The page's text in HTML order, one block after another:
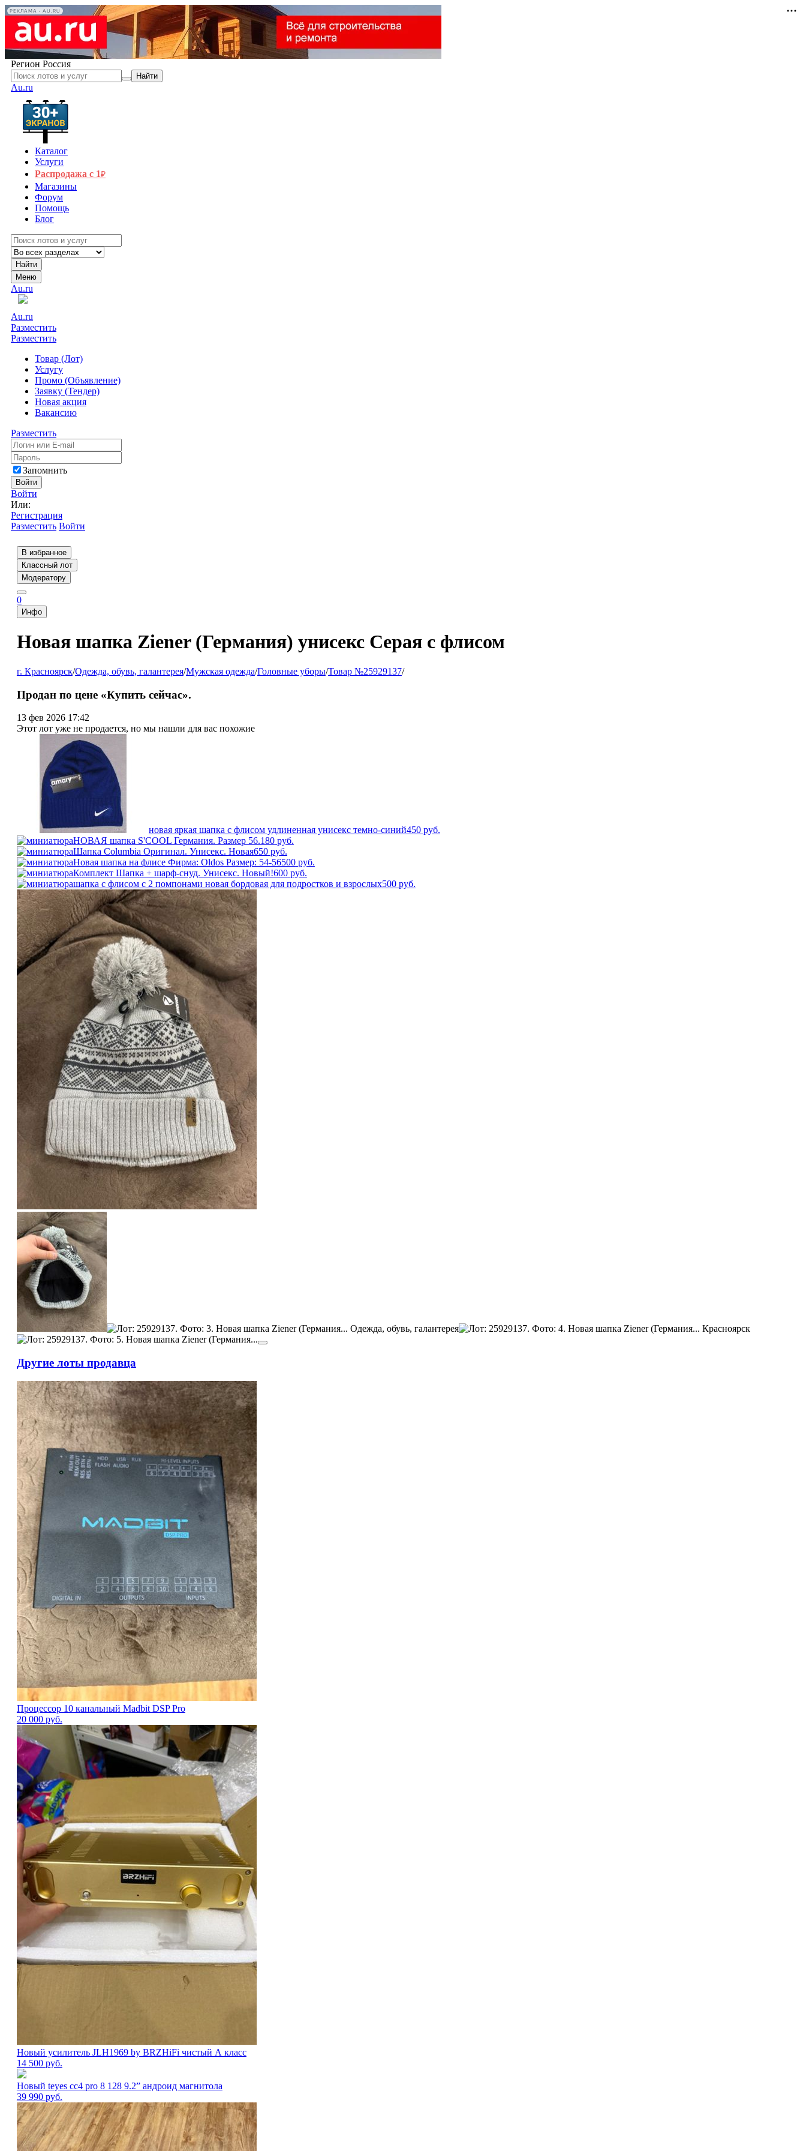
РЕКЛАМА • AU.RU
Регион Россия
Найти
Au.ru
Каталог
Услуги
Распродажа с 1₽
Магазины
Форум
Помощь
Блог
Найти
Меню
Au.ru
Au.ru
Разместить
Разместить
Товар (Лот)
Услугу
Промо (Объявление)
Заявку (Тендер)
Новая акция
Вакансию
Разместить
Запомнить
Войти
Войти
Или:
Регистрация
Разместить Войти
В избранное
Классный лот
Модератору
0
Инфо
Новая шапка Ziener (Германия) унисекс Серая с флисом
г. Красноярск/Одежда, обувь, галантерея/Мужская одежда/Головные уборы/Товар №25929137/
Продан по цене «Купить сейчас».
13 фев 2026 17:42
Этот лот уже не продается, но мы нашли для вас похожие
новая яркая шапка с флисом удлиненная унисекс темно-синий450 руб.
НОВАЯ шапка S'COOL Германия. Размер 56.180 руб.
Шапка Columbia Оригинал. Унисекс. Новая650 руб.
Новая шапка на флисе Фирма: Oldos Размер: 54-56500 руб.
Комплект Шапка + шарф-снуд. Унисекс. Новый!600 руб.
шапка с флисом с 2 помпонами новая бордовая для подростков и взрослых500 руб.
Другие лоты продавца
Процессор 10 канальный Madbit DSP Pro
20 000 руб.
Новый усилитель JLH1969 by BRZHiFi чистый А класс
14 500 руб.
Новый teyes cc4 pro 8 128 9.2” андроид магнитола
39 990 руб.